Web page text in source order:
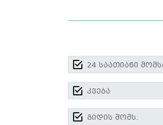
24 საათიანი
კვება
გიდის მომს.